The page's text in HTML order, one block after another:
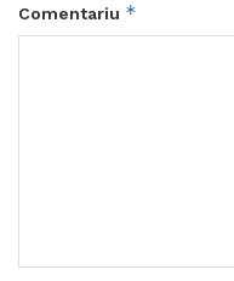
Comentariu *